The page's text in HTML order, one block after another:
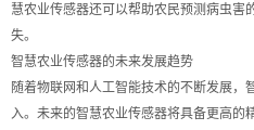
慧农业传感器还可以帮助农民预测病虫害
失。
智慧农业传感器的未来发展趋势
随着物联网和人工智能技术的不断发展，
入。未来的智慧农业传感器将具备更高的